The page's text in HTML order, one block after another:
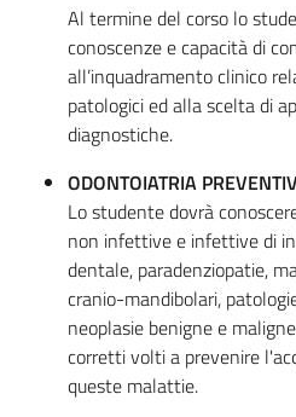
Al termine del corso lo
conoscenze e capacità di
all’inquadramento clinico
patologici ed alla scelta di
diagnostiche.
ODONTOIATRIA
Lo studente dovrà
non infettive e infettive di
dentale, paradenziopatie,
cranio-mandibolari,
neoplasie benigne e
corretti volti a prevenire
queste malattie.